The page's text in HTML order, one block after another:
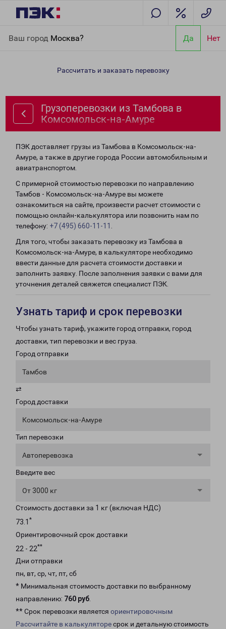
Ваш город Москва? Да Нет
Комсомольск-на-Амуре
Рассчитать и заказать перевозку
Грузоперевозки из Тамбова в
Комсомольск-на-Амуре
ПЭК доставляет грузы из Тамбова в Комсомольск-на-
Амуре, а также в другие города России автомобильным и
авиатранспортом.
С примерной стоимостью перевозки по направлению
Тамбов - Комсомольск-на-Амуре вы можете
ознакомиться на сайте, произвести расчет стоимости с
помощью онлайн-калькулятора или позвонить нам по
телефону: +7 (495) 660-11-11
Для того, чтобы заказать перевозку из Тамбова в
Комсомольск-на-Амуре, в калькуляторе необходимо
ввести данные для расчета стоимости доставки и
заполнить заявку. После заполнения заявки с вами для
уточнения деталей свяжется специалист ПЭК.
Узнать тариф и срок перевозки
Чтобы узнать тариф, укажите город отправки, город
доставки, тип перевозки и вес груза.
Город отправки
Тамбов
⇄
Город доставки
Комсомольск-на-Амуре
Тип перевозки
Автоперевозка
Введите вес
От 3000 кг
Стоимость доставки за 1 кг (включая НДС)
73.1 *
Ориентировочный срок доставки
22 - 22**
Дни отправки
пн, вт, ср, чт, пт, сб
* Минимальная стоимость доставки по выбранному
направлению: 760 руб.
** Срок перевозки является ориентировочным
Рассчитайте в калькуляторесрок и детальную стоимость